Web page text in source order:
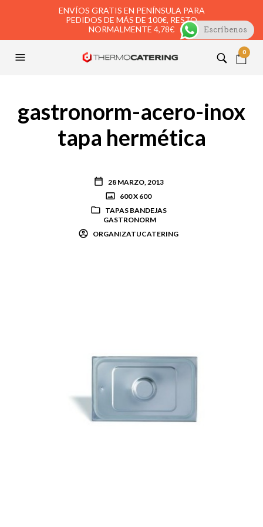
ENVÍOS GRATIS EN PENÍNSULA PARA
PEDIDOS DE MÁS DE 100€, RESTO
NORMALMENTE 4,78€
0
gastronorm-acero-inox
tapa hermética
28 MARZO, 2013
600 X 600
TAPAS BANDEJAS
GASTRONORM
ORGANIZATUCATERING
Escríbenos